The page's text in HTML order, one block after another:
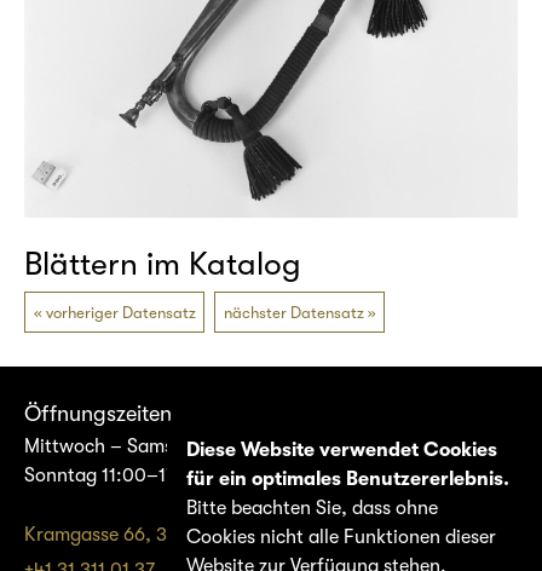
Blättern im Katalog
vorheriger Datensatz nächster Datensatz
Öffnungszeiten
Mittwoch – Samstag 14:00–17:00
Sonntag 11:00–17:00
Kramgasse 66, 3011 Bern
Diese Website verwendet Cookies
für ein optimales Benutzererlebnis.
Bitte beachten Sie, dass ohne
Cookies nicht alle Funktionen dieser
Website zur Verfügung stehen.